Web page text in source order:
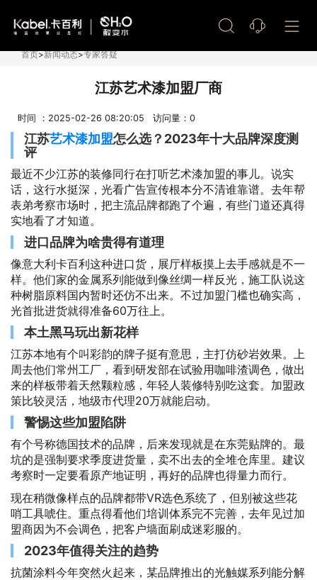
首页>新闻动态>专家答疑
江苏艺术漆加盟厂商
时间 ：2025-02-26 08:20:05 访问量： 0
江苏艺术漆加盟怎么选？2023年十大品牌深度测
评
最近不少江苏的装修同行在打听艺术漆加盟的事儿。说实
话，这行水挺深，光看广告宣传根本分不清谁靠谱。去年帮
表弟考察市场时，把主流品牌都跑了个遍，有些门道还真得
实地看了才知道。
进口品牌为啥贵得有道理
像意大利卡百利这种进口货，展厅样板摸上去手感就是不一
样。他们家的金属系列能做到像丝绸一样反光，施工队说这
种树脂原料国内暂时还仿不出来。不过加盟门槛也确实高，
光首批进货就得准备60万往上。
本土黑马玩出新花样
江苏本地有个叫彩韵的牌子挺有意思，主打仿砂岩效果。上
周去他们常州工厂，看到研发部在试验用咖啡渣调色，做出
来的样板带着天然颗粒感，年轻人装修特别吃这套。加盟政
策比较灵活，地级市代理20万就能启动。
警惕这些加盟陷阱
有个号称德国技术的品牌，后来发现就是在东莞贴牌的。最
坑的是强制要求季度进货量，卖不出去的全堆仓库里。建议
考察时一定要看原产地证明，再好的品牌也得量力而行。
现在稍微像样点的品牌都带VR选色系统了，但别被这些花
哨工具唬住。重点得看他们培训体系完不完善，去年见过加
盟商因为不会调色，把客户墙面刷成迷彩服的。
2023年值得关注的趋势
抗菌涂料今年突然火起来，某品牌推出的光触媒系列能分解